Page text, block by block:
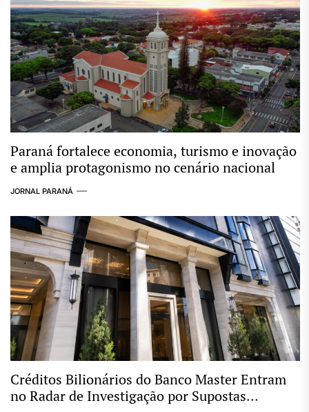
Paraná fortalece economia, turismo e inovação
e amplia protagonismo no cenário nacional
JORNAL PARANÁ
Créditos Bilionários do Banco Master Entram
no Radar de Investigação por Supostas